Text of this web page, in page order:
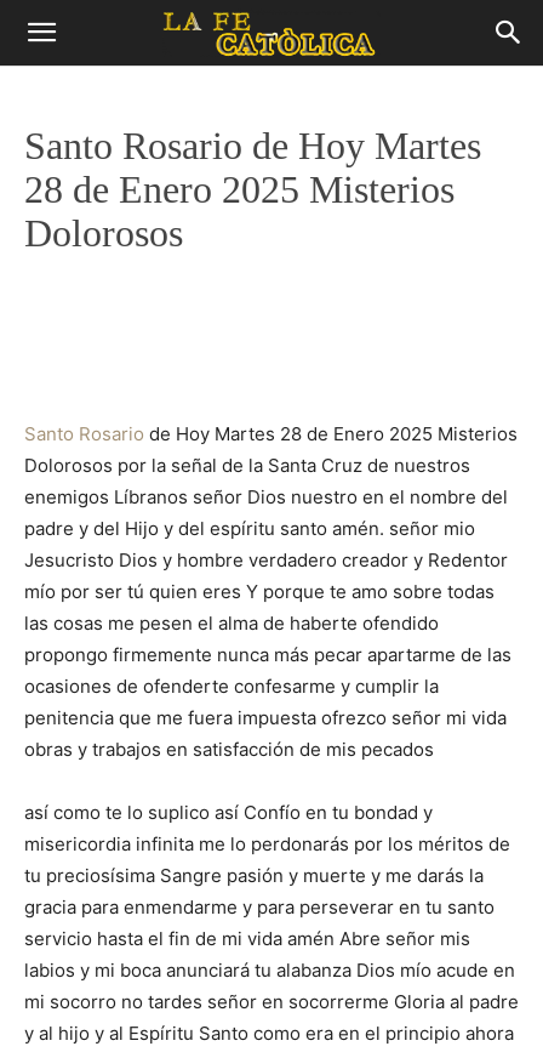
Santo Rosario de Hoy Martes
28 de Enero 2025 Misterios
Dolorosos
Santo Rosario de Hoy Martes 28 de Enero 2025 Misterios
Dolorosos por la señal de la Santa Cruz de nuestros
enemigos Líbranos señor Dios nuestro en el nombre del
padre y del Hijo y del espíritu santo amén. señor mio
Jesucristo Dios y hombre verdadero creador y Redentor
mío por ser tú quien eres Y porque te amo sobre todas
las cosas me pesen el alma de haberte ofendido
propongo firmemente nunca más pecar apartarme de las
ocasiones de ofenderte confesarme y cumplir la
penitencia que me fuera impuesta ofrezco señor mi vida
obras y trabajos en satisfacción de mis pecados
así como te lo suplico así Confío en tu bondad y
misericordia infinita me lo perdonarás por los méritos de
tu preciosísima Sangre pasión y muerte y me darás la
gracia para enmendarme y para perseverar en tu santo
servicio hasta el fin de mi vida amén Abre señor mis
labios y mi boca anunciará tu alabanza Dios mío acude en
mi socorro no tardes señor en socorrerme Gloria al padre
y al hijo y al Espíritu Santo como era en el principio ahora